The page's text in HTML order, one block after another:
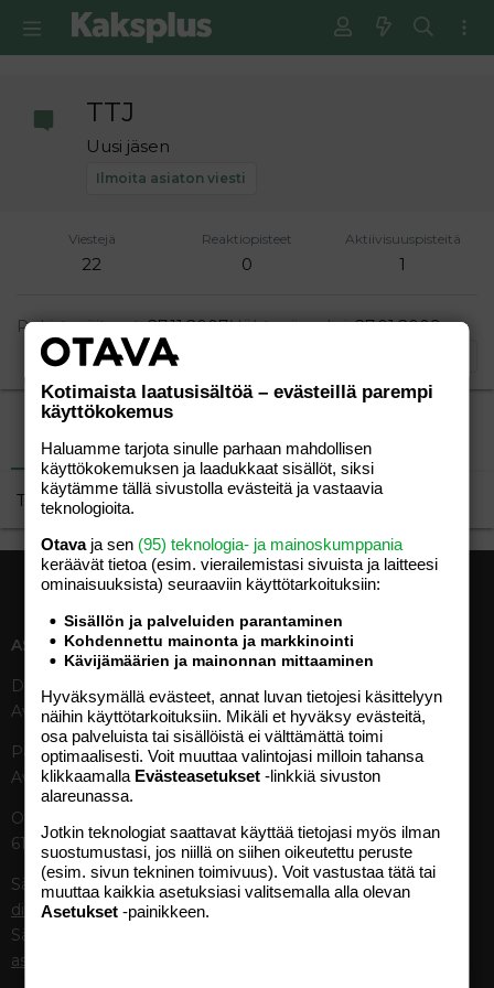
Ilmoita asiaton viesti
TTJ
Uusi jäsen
Viestejä
22
Reaktiopisteet
0
Aktiivisuuspisteitä
1
Rekisteröitynyt 27.11.2007Nähty viimeksi 27.01.2009
Uusimmat viestit Tietoja
TTJ ei ole viestittänyt mittän viime aikoina.
ASIAKASPALVELU
Digipalvelut (09) 156 6227
Avoinna ma–pe 8–19
Painettu lehti (09) 156 665
Avoinna ma–pe 8–19
Otavamedian vaihde (09) 156
61
Sähköposti (digi)
digi@otavamedia.fi
Sähköposti
asiakaspalvelu@otavamedia.fi
MEDIATIEDOT
Tekniset tiedot, aikataulut ja
ilmoitushinnat
Tietoa verkon kävijöistä
Tietosuojaseloste
Avoimuusraportti
TUOTTEET
Aikakauslehdet
Kotimaista laatusisältöä – evästeillä parempi
käyttökokemus
Haluamme tarjota sinulle parhaan mahdollisen
käyttökokemuksen ja laadukkaat sisällöt, siksi
käytämme tällä sivustolla evästeitä ja vastaavia
teknologioita.
Otavaja sen (95) teknologia- ja mainoskumppania
keräävät tietoa (esim. vierailemis­tasi sivuista ja laitteesi
ominaisuuk­sista) seuraaviin käyttötarkoituksiin:
Sisällön ja palveluiden parantaminen
Kohdennettu mainonta ja markkinointi
Kävijämäärien ja mainonnan mittaaminen
Hyväksymällä evästeet, annat luvan tietojesi käsittelyyn
näihin käyttötarkoituksiin. Mikäli et hyväksy evästeitä,
osa palveluista tai sisällöistä ei välttämättä toimi
optimaalisesti. Voit muuttaa valintojasi milloin tahansa
klikkaamalla Evästeasetukset -linkkiä sivuston
alareunassa.
Jotkin teknologiat saattavat käyttää tietojasi myös ilman
suostumustasi, jos niillä on siihen oikeutettu peruste
(esim. sivun tekninen toimivuus). Voit vastustaa tätä tai
muuttaa kaikkia asetuksiasi valitsemalla alla olevan
Asetukset -painikkeen.